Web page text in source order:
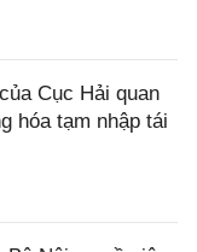
Cục Hải quan
hóa tạm nhập tái